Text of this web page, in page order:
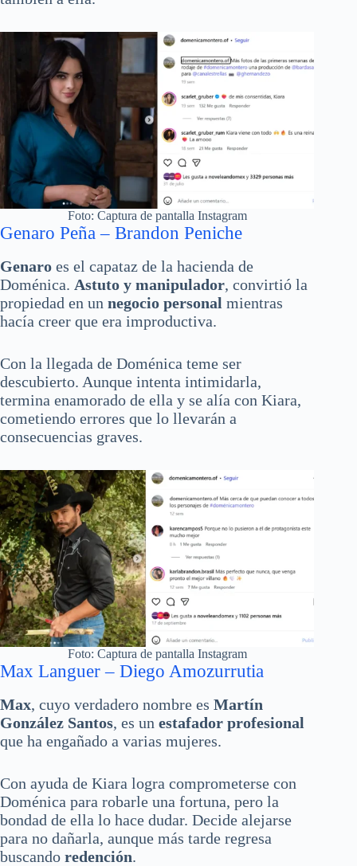
Foto: Captura de pantalla Instagram
Genaro Peña – Brandon Peniche
Genaro es el capataz de la hacienda de
Doménica. Astuto y manipulador, convirtió la
propiedad en un negocio personal mientras
hacía creer que era improductiva.
Con la llegada de Doménica teme ser
descubierto. Aunque intenta intimidarla,
termina enamorado de ella y se alía con Kiara,
cometiendo errores que lo llevarán a
consecuencias graves.
Foto: Captura de pantalla Instagram
Max Languer – Diego Amozurrutia
Max, cuyo verdadero nombre es Martín
González Santos, es un estafador profesional
que ha engañado a varias mujeres.
Con ayuda de Kiara logra comprometerse con
Doménica para robarle una fortuna, pero la
bondad de ella lo hace dudar. Decide alejarse
para no dañarla, aunque más tarde regresa
buscando redención.